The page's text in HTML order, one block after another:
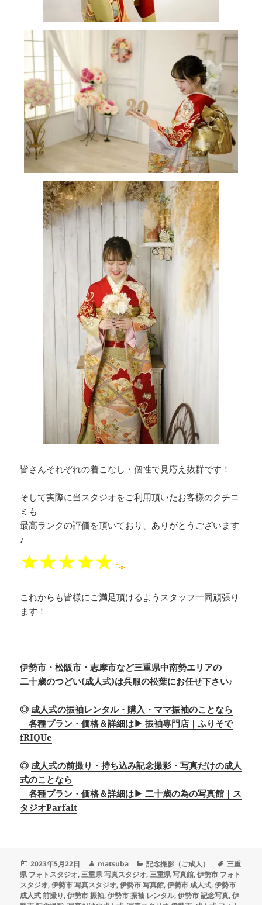
皆さんそれぞれの着こなし・個性で見応え抜群です！
そして実際に当スタジオをご利用頂いたお客様のクチコ
ミも
最高ランクの評価を頂いており、ありがとうございます
♪
★★★★★
これからも皆様にご満足頂けるようスタッフ一同頑張り
ます！
伊勢市・松阪市・志摩市など三重県中南勢エリアの
二十歳のつどい(成人式)は呉服の松葉にお任せ下さい♪
◎ 成人式の振袖レンタル・購入・ママ振袖のことなら
各種プラン・価格＆詳細は▶ 振袖専門店｜ふりそで
fRIQUe
◎ 成人式の前撮り・持ち込み記念撮影・写真だけの成人
式のことなら
各種プラン・価格＆詳細は▶ 二十歳の為の写真館｜ス
タジオParfait
投
稿
日:
2023年5月22日
作
成
者
matsuba
カ
テ
ゴ
リ
記念撮影（ご成人）
タ
グ
三重
県 フォトスタジオ,三重県 写真スタジオ,三重県 写真館,伊勢市 フォト
スタジオ,伊勢市 写真スタジオ,伊勢市 写真館,伊勢市 成人式,伊勢市
成人式 前撮り,伊勢市 振袖,伊勢市 振袖 レンタル,伊勢市 記念写真,伊